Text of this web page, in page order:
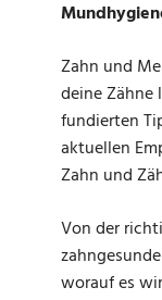
Zahn und
deine
fundierten
aktuellen
Zahn und
Von der
worauf es